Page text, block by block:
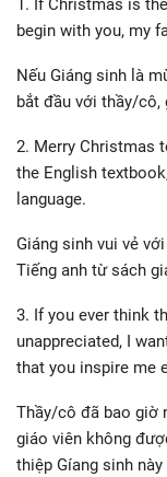
1. If Christmas is
begin with you, my
Nếu Giáng sinh là
bắt đầu với thầy/cô,
2. Merry Christmas
the English
language.
Giáng sinh vui vẻ
Tiếng anh từ sách
3. If you ever think
unappreciated, I
that you inspire me
Thầy/cô đã bao giờ
giáo viên không
thiệp Gíang sinh